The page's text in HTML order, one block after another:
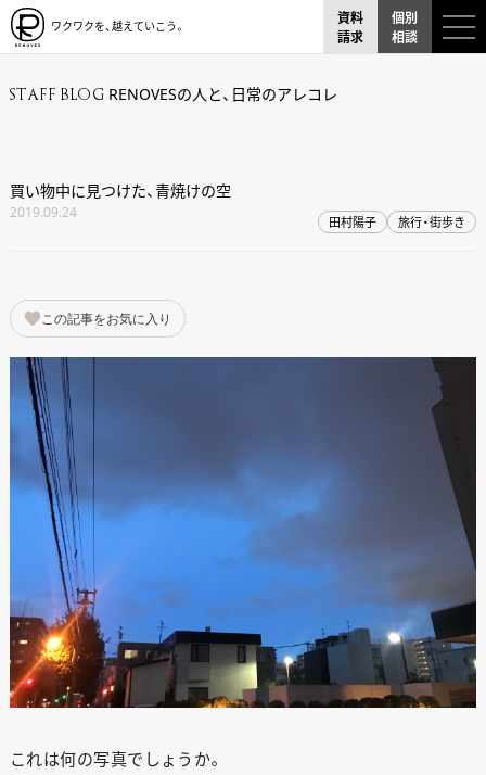
ワクワクを、越えていこう。
資料
請求
個別
相談
STAFF BLOG RENOVESの人と、日常のアレコレ
買い物中に見つけた、青焼けの空
2019.09.24
田村陽子 旅行・街歩き
この記事をお気に入り
これは何の写真でしょうか。